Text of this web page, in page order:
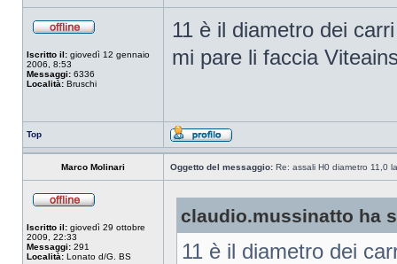
Iscritto il: giovedì 12 gennaio
2006, 8:53
Messaggi: 6336
Località: Bruschi
11 è il diametro dei
mi pare li faccia
Top
Marco Molinari Oggetto del messaggio: Re: assali H0 diametro 11,0
Iscritto il: giovedì 29 ottobre
2009, 22:33
Messaggi: 291
Località: Lonato d/G. BS
claudio.mussinatto ha
11 è il diametro dei